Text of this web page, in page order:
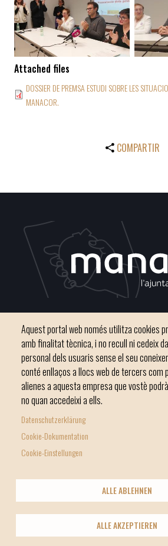
Attached files
DOSSIER DE PREMSA ESTUDI SOBRE LES
MANACOR.
COMPARTIR
Footer
menu
-
2
Inici Ajuntament El nostre municipi
Phone 971 84 91 00 - CIF:
Aquest portal web només utilitza cookies
amb finalitat tècnica, i no recull ni cedeix
personal dels usuaris sense el seu
conté enllaços a llocs web de tercers
alienes a aquesta empresa que vostè
no quan accedeixi a ells.
Datenschutzerklärung
Cookie-Dokumentation
Cookie-Einstellungen
ALLE ABLEHNEN
ALLE AKZEPTIEREN
© Ajuntament de
Footer
Licencia Creative Commons
Política de galetes (Cookies)
Xarxes socials